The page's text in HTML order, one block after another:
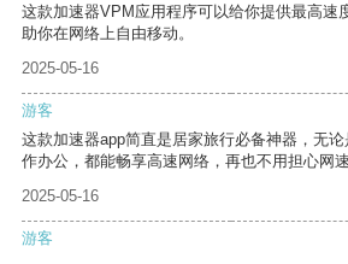
这款加速器VPM应用程序可以给你提供最高速
助你在网络上自由移动。
2025-05-16
游客
这款加速器app简直是居家旅行必备神器，无
作办公，都能畅享高速网络，再也不用担心网速
2025-05-16
游客